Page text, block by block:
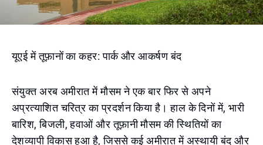
यूएई में तूफ़ानों का कहर: पार्क और आकर्षण बंद
संयुक्त अरब अमीरात में मौसम ने एक बार फिर से अपने
अप्रत्याशित चरित्र का प्रदर्शन किया है। हाल के दिनों में, भारी
बारिश, बिजली, हवाओं और तूफ़ानी मौसम की स्थितियों का
देशव्यापी विकास हुआ है, जिससे कई अमीरात में अस्थायी बंद और